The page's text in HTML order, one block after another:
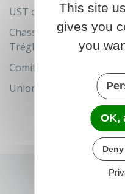
UST club de football
Chasse Associations
Tréglamus
Comité des fêtes (en
Union Bouliste
This site
gives you
you
OK,